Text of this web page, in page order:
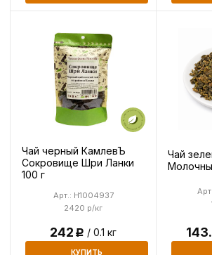
Чай черный КамлевЪ
Сокровище Шри Ланки
100 г
2420 р/кг
Арт.: H1004937
242Р / 0.1 кг
КУПИТЬ
Чай